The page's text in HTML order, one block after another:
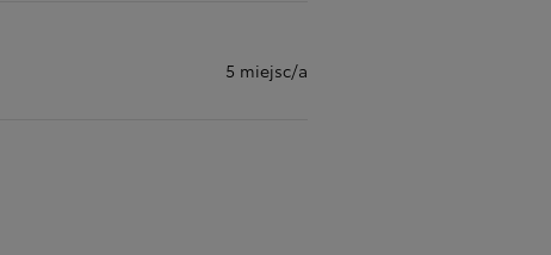
5 miejsc/a